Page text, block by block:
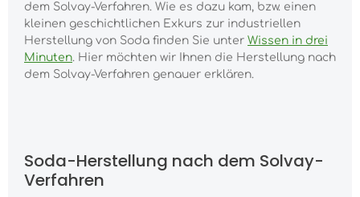
dem Solvay-Verfahren. Wie es dazu kam, bzw. einen
kleinen geschichtlichen Exkurs zur industriellen
Herstellung von Soda finden Sie unter Wissen in drei
Minuten. Hier möchten wir Ihnen die Herstellung nach
dem Solvay-Verfahren genauer erklären.
Soda-Herstellung nach dem Solvay-
Verfahren